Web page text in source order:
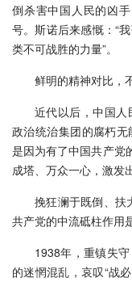
倒杀害中国人民的凶
号。斯诺后来感慨：“
类不可战胜的力量”。
鲜明的精神对比，
近代以后，中国
政治统治集团的腐朽
是因为有了中国共产党
成塔、万众一心，激发
挽狂澜于既倒、扶
共产党的中流砥柱作用
1938年，重镇失
的迷惘混乱，哀叹“战